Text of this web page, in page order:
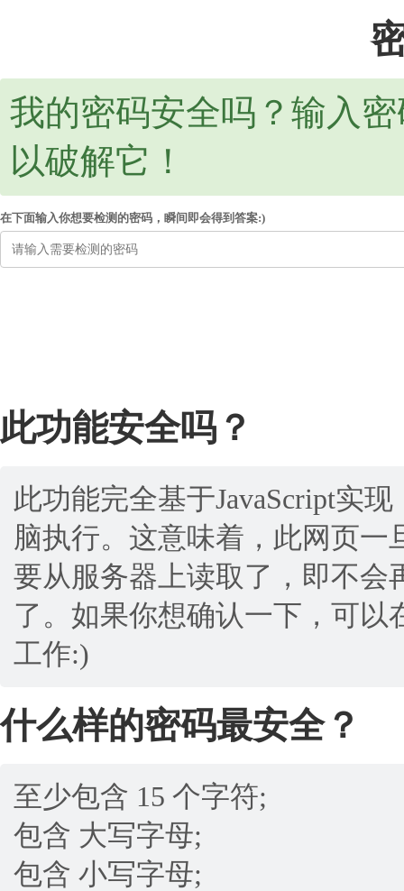
我的密码安全吗？输入
以破解它！
在下面输入你想要检测的密码，瞬间即会得到答案:)
此功能安全吗？
此功能完全基于JavaScript实
脑执行。这意味着，此网页
要从服务器上读取了，即不会
了。如果你想确认一下，可
工作:)
什么样的密码最安全？
至少包含 15 个字符;
包含 大写字母;
包含 小写字母;